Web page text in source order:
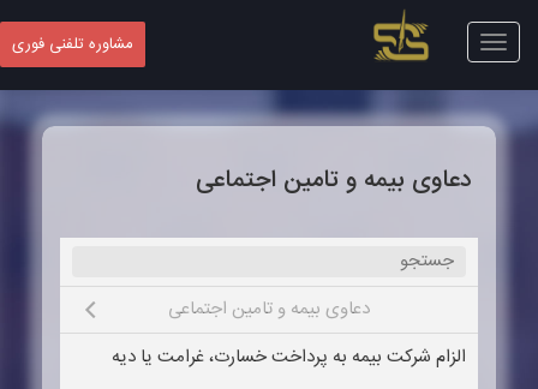
Toggle
navigation
مشاوره تلفنی فوری
دعاوی بیمه و تامین اجتماعی
دعاوی بیمه و تامین اجتماعی
الزام شرکت بیمه به پرداخت خسارت، غرامت یا دیه